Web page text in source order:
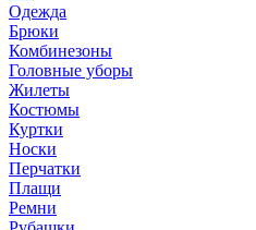
Одежда
Брюки
Комбинезоны
Головные уборы
Жилеты
Костюмы
Куртки
Носки
Перчатки
Плащи
Ремни